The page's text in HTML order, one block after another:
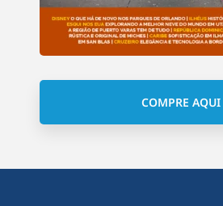
COMPRE AQUI